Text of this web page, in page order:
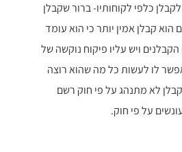
כלפי לקוחותיו- ברור שקבלן
קבלן אמין יותר כי הוא עומד
ויש עליו פיקוח נוקשה של
לו לעשות כל מה שהוא רוצה
לא מתנהג על פי חוק רשם
על פי חוק.